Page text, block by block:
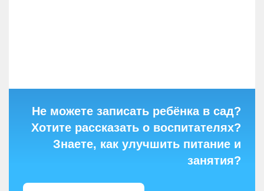
Не можете записать ребёнка в сад?
Хотите рассказать о воспитателях?
Знаете, как улучшить питание и
занятия?